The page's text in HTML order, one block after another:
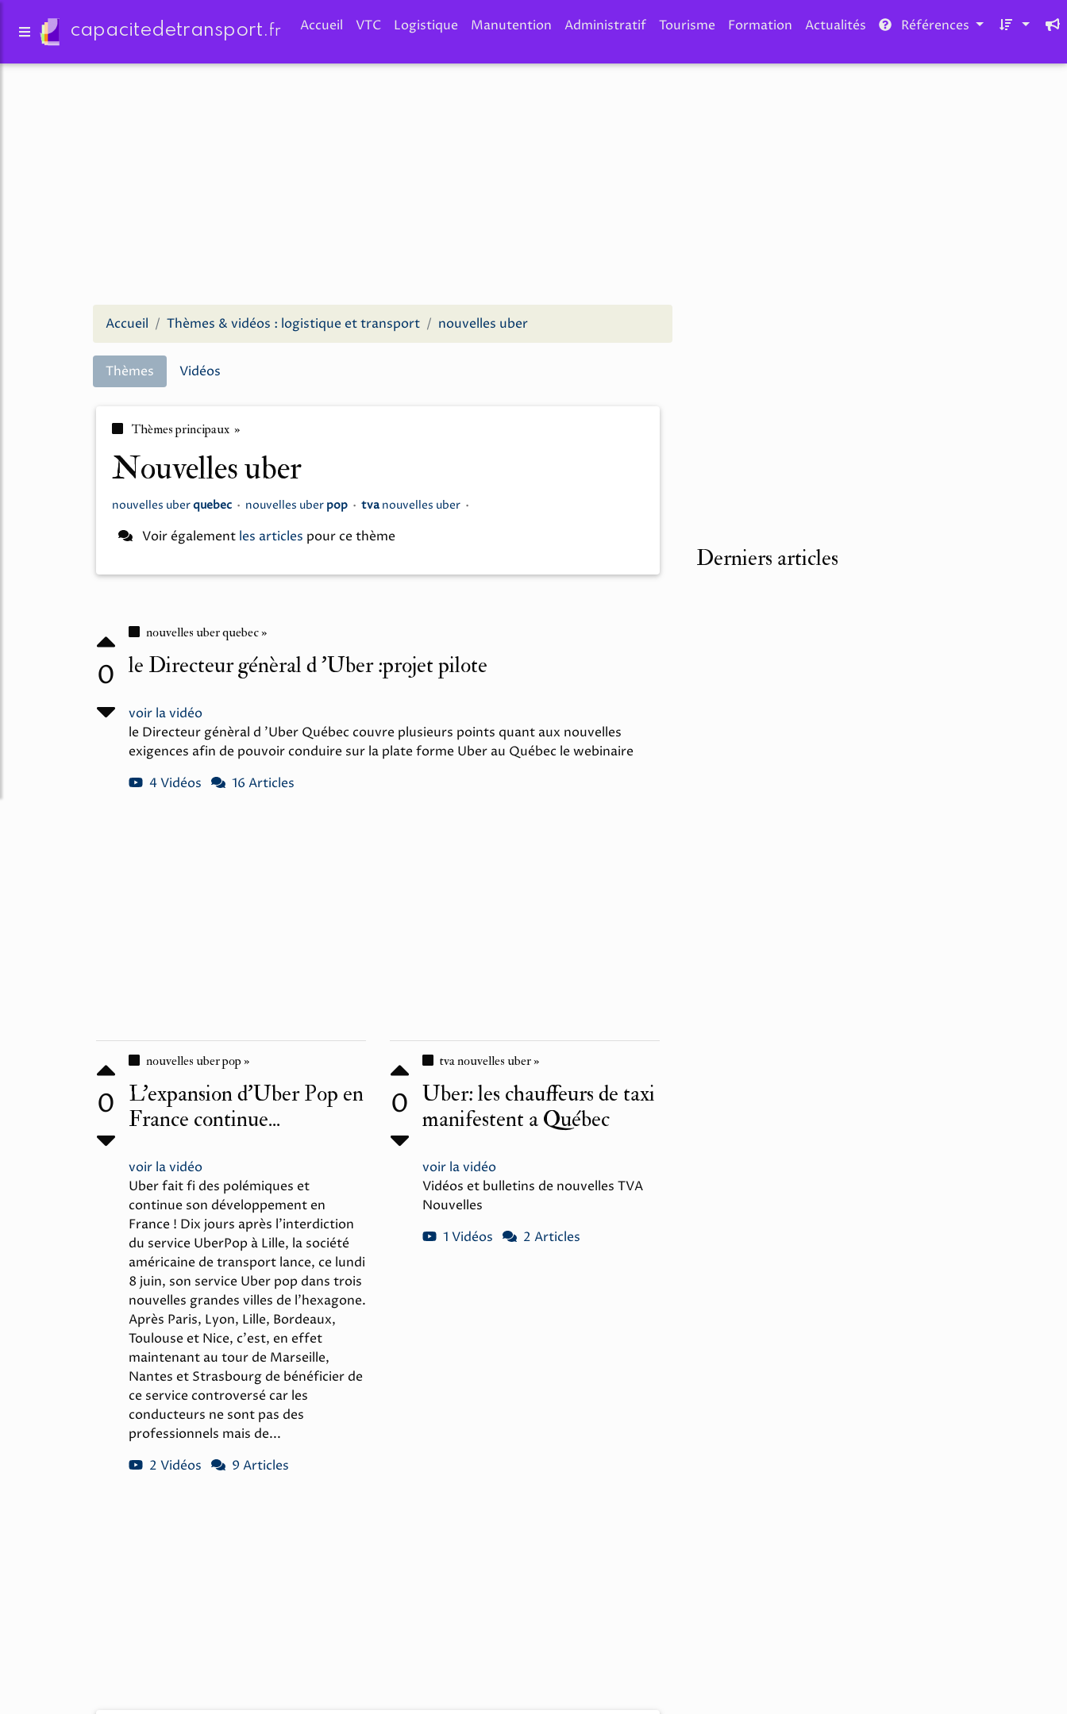
capacitedetransport. fr Accueil VTC Logistique Manutention Administratif Tourisme Formation Actualités Références
Accueil Thèmes & vidéos : logistique et transport nouvelles uber
Thèmes Vidéos
Thèmes principaux »
nouvelles uber
nouvelles uberquebec • nouvelles uber pop • tva nouvelles uber •
Voir également les articles pour ce thème
0
nouvelles uber quebec »
le Directeur génèral d 'Uber :projet pilote
voir la vidéo
le Directeur génèral d 'Uber Québec couvre plusieurs points quant aux nouvelles
exigences afin de pouvoir conduire sur la plate forme Uber au Québec le webinaire
4 Vidéos
16 Articles
0
nouvelles uber pop »
L’expansion d’Uber Pop en
France continue...
voir la vidéo
Uber fait fi des polémiques et
continue son développement en
France ! Dix jours après l'interdiction
du service UberPop à Lille, la société
américaine de transport lance, ce lundi
8 juin, son service Uber pop dans trois
nouvelles grandes villes de l’hexagone.
Après Paris, Lyon, Lille, Bordeaux,
Toulouse et Nice, c'est, en effet
maintenant au tour de Marseille,
Nantes et Strasbourg de bénéficier de
ce service controversé car les
conducteurs ne sont pas des
professionnels mais de...
2 Vidéos
9 Articles
0
tva nouvelles uber »
Uber: les chauffeurs de taxi
manifestent a Québec
voir la vidéo
Vidéos et bulletins de nouvelles TVA
Nouvelles
1 Vidéos
2 Articles
Derniers articles